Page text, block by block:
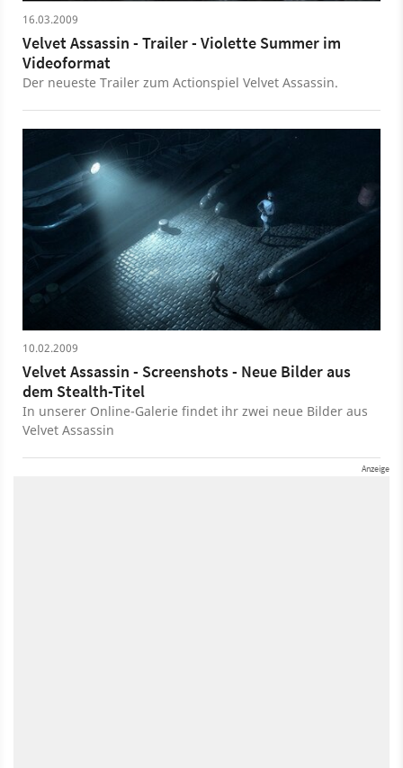
16.03.2009
Velvet Assassin - Trailer - Violette Summer im
Videoformat
Der neueste Trailer zum Actionspiel Velvet Assassin.
10.02.2009
Velvet Assassin - Screenshots - Neue Bilder aus
dem Stealth-Titel
In unserer Online-Galerie findet ihr zwei neue Bilder aus
Velvet Assassin